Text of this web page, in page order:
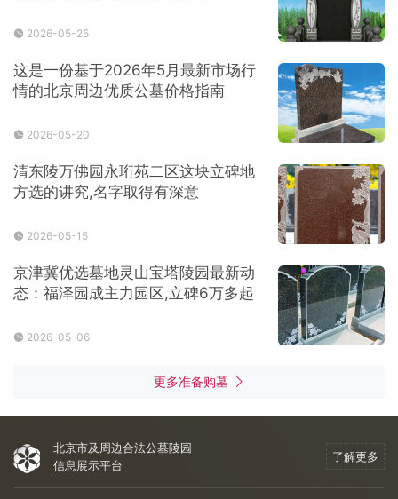
2026-05-25
这是一份基于2026年5月最新市场行
情的北京周边优质公墓价格指南
2026-05-20
清东陵万佛园永珩苑二区这块立碑地
方选的讲究,名字取得有深意
2026-05-15
京津冀优选墓地灵山宝塔陵园最新动
态：福泽园成主力园区,立碑6万多起
2026-05-06
更多准备购墓
北京市及周边合法公墓陵园
信息展示平台
了解更多